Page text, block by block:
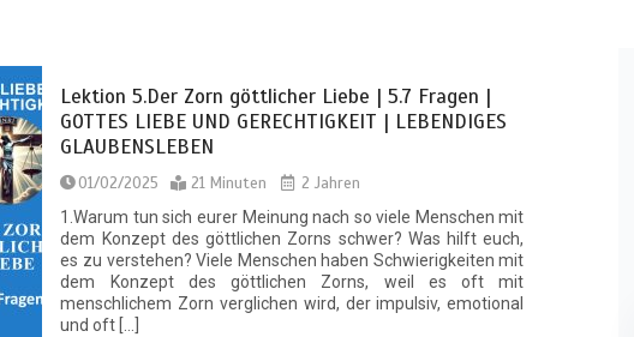
Lektion 5.Der Zorn göttlicher Liebe | 5.7 Fragen |
GOTTES LIEBE UND GERECHTIGKEIT | LEBENDIGES
GLAUBENSLEBEN
01/02/2025 21 Minuten
2 Jahren
1.Warum tun sich eurer Meinung nach so viele Menschen mit
dem Konzept des göttlichen Zorns schwer? Was hilft euch,
es zu verstehen? Viele Menschen haben Schwierigkeiten mit
dem Konzept des göttlichen Zorns, weil es oft mit
menschlichem Zorn verglichen wird, der impulsiv, emotional
und oft […]